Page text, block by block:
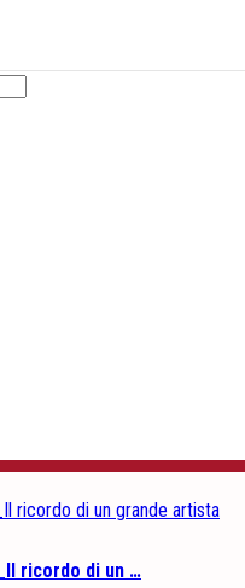
ricordo di un …